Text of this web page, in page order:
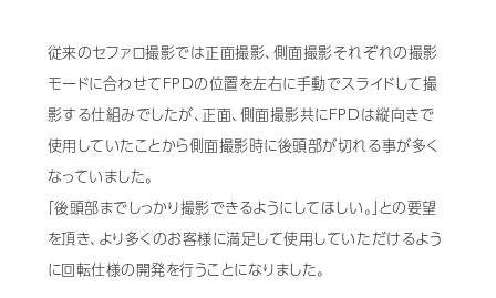
耳鼻科用X線製品
Cases 導入事例
Showroom 営業所・ショールーム
Support
Company 会社情報
従来のセファロ撮影では正面撮影、側面撮影それぞれの撮影
モードに合わせてFPDの位置を左右に手動でスライドして撮
影する仕組みでしたが、正面、側面撮影共にFPDは縦向きで
使用していたことから側面撮影時に後頭部が切れる事が多く
なっていました。
「後頭部までしっかり撮影できるようにしてほしい。」との要望
を頂き、より多くのお客様に満足して使用していただけるよう
に回転仕様の開発を行うことになりました。